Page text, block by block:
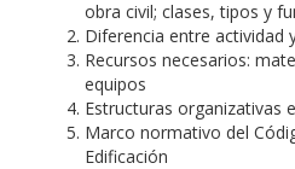
obra civil; clases, tipos y
Diferencia entre actividad
Recursos necesarios:
equipos
Estructuras organizativas
Marco normativo del
Edificación